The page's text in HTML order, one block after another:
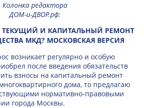
Колонка редактора
ДОМ-и-ДВОР.рф:
ТЕКУЩИЙ И КАПИТАЛЬНЫЙ РЕМОНТ
МКД? МОСКОВСКАЯ ВЕРСИЯ
возникает регулярно и особую
после введения обязательств
взносы на капитальный ремонт
дома, то предлагаю
нормативно-правовыми
города Москвы.